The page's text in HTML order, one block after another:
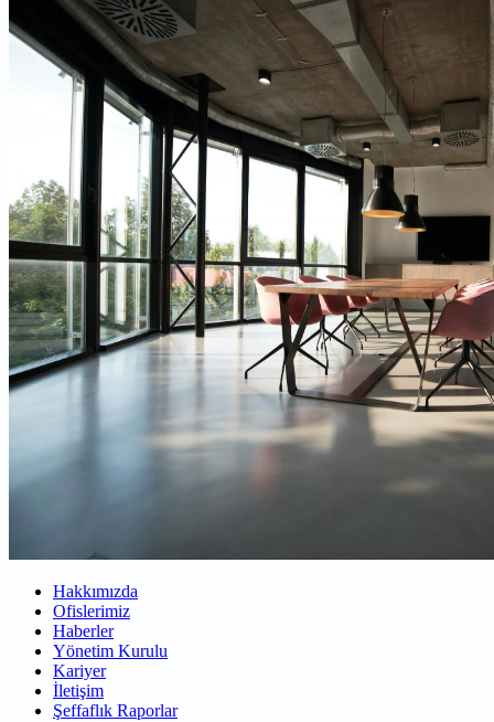
Hakkımızda
Ofislerimiz
Haberler
Yönetim Kurulu
Kariyer
İletişim
Şeffaflık Raporlar